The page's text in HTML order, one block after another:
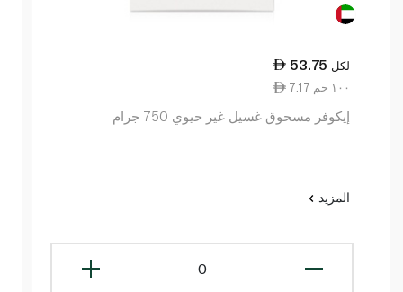
53.75 لكل
7.17 ١٠٠ جم
إيكوفر مسحوق غسيل غير حيوي 750 جرام
المزيد
0